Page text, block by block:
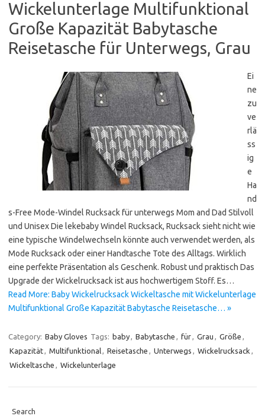
Wickelunterlage Multifunktional
Große Kapazität Babytasche
Reisetasche für Unterwegs, Grau
Ei
ne
zu
ve
rlä
ss
ig
e
Ha
nd
s-Free Mode-Windel Rucksack für unterwegs Mom and Dad Stilvoll
und Unisex Die lekebaby Windel Rucksack, Rucksack sieht nicht wie
eine typische Windelwechseln könnte auch verwendet werden, als
Mode Rucksack oder einer Handtasche Tote des Alltags. Wirklich
eine perfekte Präsentation als Geschenk. Robust und praktisch Das
Upgrade der Wickelrucksack ist aus hochwertigem Stoff. Es…
Read More: Baby Wickelrucksack Wickeltasche mit Wickelunterlage
Multifunktional Große Kapazität Babytasche Reisetasche… »
Category: Baby Gloves Tags: baby, Babytasche , für, Grau , Größe ,
Kapazität, Multifunktional, Reisetasche , Unterwegs , Wickelrucksack ,
Wickeltasche , Wickelunterlage
Search